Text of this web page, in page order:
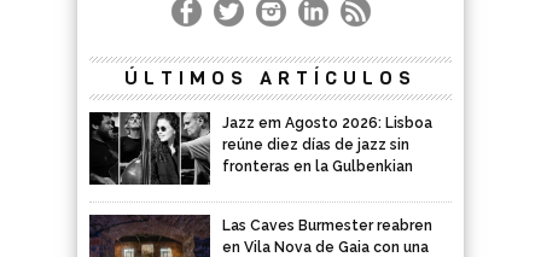
ÚLTIMOS ARTÍCULOS
Jazz em Agosto 2026: Lisboa
reúne diez días de jazz sin
fronteras en la Gulbenkian
Las Caves Burmester reabren
en Vila Nova de Gaia con una